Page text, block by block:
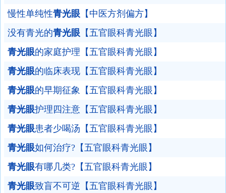
慢性单纯性青光眼 【中医方剂偏方】
没有青光的青光眼 【五官眼科青光眼】
青光眼的家庭护理【五官眼科青光眼】
青光眼的临床表现【五官眼科青光眼】
青光眼的早期征象【五官眼科青光眼】
青光眼护理四注意【五官眼科青光眼】
青光眼患者少喝汤【五官眼科青光眼】
青光眼如何治疗?【五官眼科青光眼】
青光眼有哪几类?【五官眼科青光眼】
青光眼致盲不可逆【五官眼科青光眼】